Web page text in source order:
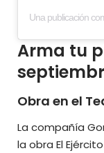
Una publicación
Arma tu
Obra en el
La compañía
la obra El